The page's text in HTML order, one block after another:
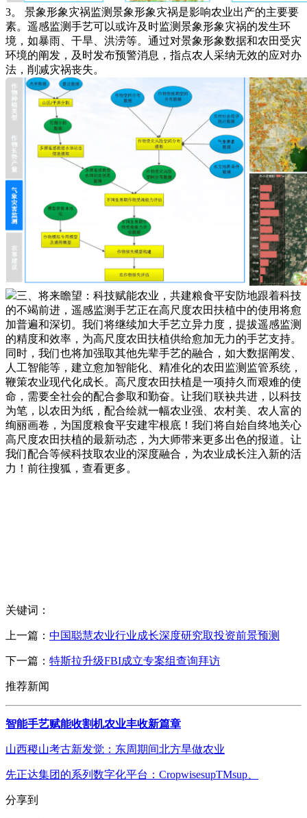
3。 景象形象灾祸监测景象形象灾祸是影响农业出产的主要要
素。遥感监测手艺可以或许及时监测景象形象灾祸的发生环
境，如暴雨、干旱、洪涝等。通过对景象形象数据和农田受灾
环境的阐发，及时发布预警消息，指点农人采纳无效的应对办
法，削减灾祸丧失。
三、将来瞻望：科技赋能农业，共建粮食平安防地跟着科技
的不竭前进，遥感监测手艺正在高尺度农田扶植中的使用将愈
加普遍和深切。我们将继续加大手艺立异力度，提拔遥感监测
的精度和效率，为高尺度农田扶植供给愈加无力的手艺支持。
同时，我们也将加强取其他先辈手艺的融合，如大数据阐发、
人工智能等，建立愈加智能化、精准化的农田监测监管系统，
鞭策农业现代化成长。高尺度农田扶植是一项持久而艰难的使
命，需要全社会的配合参取和勤奋。让我们联袂共进，以科技
为笔，以农田为纸，配合绘就一幅农业强、农村美、农人富的
绚丽画卷，为国度粮食平安建牢根底！我们将自始自终地关心
高尺度农田扶植的最新动态，为大师带来更多出色的报道。让
我们配合等候科技取农业的深度融合，为农业成长注入新的活
力！前往搜狐，查看更多。
关键词：
上一篇： 中国聪慧农业行业成长深度研究取投资前景预测
下一篇： 特斯拉升级FBI成立专案组查询拜访
推荐新闻
智能手艺赋能收割机农业丰收新篇章
山西稷山考古新发觉：东周期间北方旱做农业
先正达集团的系列数字化平台：CropwisesupTMsup、
分享到